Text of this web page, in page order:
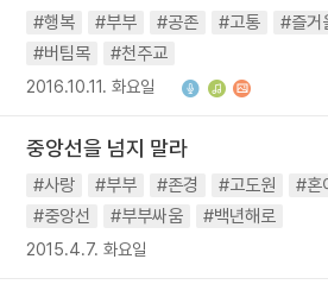
#행복 #부부 #공존 #고통
#즐거
#버팀목
#천주교
2016.10.11. 화요일
중앙선을 넘지 말라
#사랑 #부부 #존경 #고도원
#혼
#중앙선
#부부싸움 #백년해로
2015.4.7. 화요일